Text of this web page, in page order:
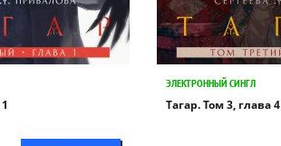
ЭЛЕКТРОННЫЙ СИНГЛ
Тагар. Том 3, глава 4